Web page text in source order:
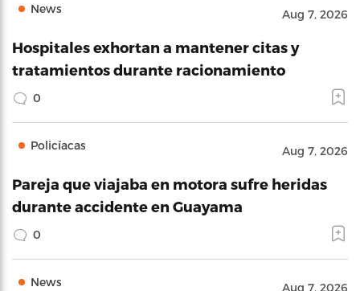
News Aug 7, 2026
Hospitales exhortan a mantener citas y
tratamientos durante racionamiento
0
Policíacas Aug 7, 2026
Pareja que viajaba en motora sufre heridas
durante accidente en Guayama
0
News Aug 7, 2026